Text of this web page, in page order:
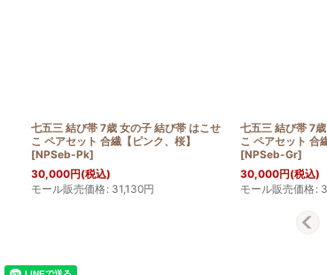
七五三 結び帯 7歳 女の子 結び帯 はこせ
こ ペアセット 合繊【ピンク、桜】
[NPSeb-Pk]
30,000円(税込)
モール販売価格: 31,130円
七五三 結び帯 7
こ ペアセット 合
[NPSeb-Gr]
30,000円(税込)
モール販売価格: